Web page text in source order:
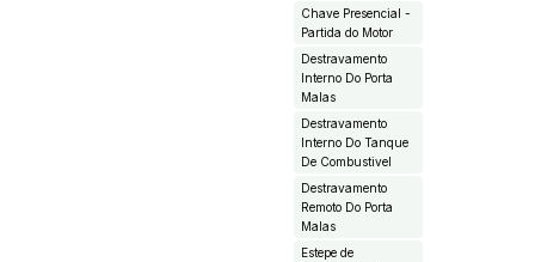
Chave Presencial -
Partida do Motor
Destravamento
Interno Do Porta
Malas
Destravamento
Interno Do Tanque
De Combustivel
Destravamento
Remoto Do Porta
Malas
Estepe de